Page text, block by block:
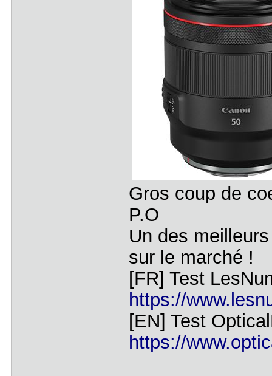
Gros coup de
P.O
Un des
sur le marché !
[FR] Test
https://
[EN] Test
https://